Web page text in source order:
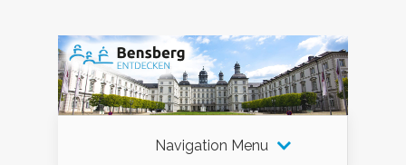
Navigation Menu